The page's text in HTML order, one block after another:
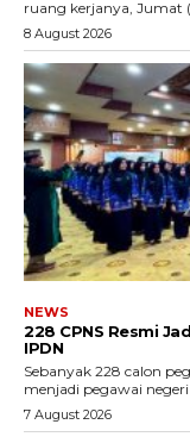
ruang kerjanya, Jumat
8 August 2026
NEWS
228 CPNS Resmi
IPDN
Sebanyak 228 calon
menjadi pegawai negeri
7 August 2026